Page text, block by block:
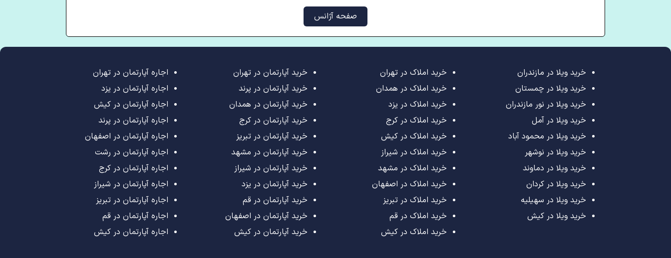
صفحه آژانس
خرید ویلا در مازندران
خرید ویلا در چمستان
خرید ویلا در نور مازندران
خرید ویلا در آمل
خرید ویلا در محمود آباد
خرید ویلا در نوشهر
خرید ویلا در دماوند
خرید ویلا در کردان
خرید ویلا در سهیلیه
خرید ویلا در کیش
خرید املاک در تهران
خرید املاک در همدان
خرید املاک در یزد
خرید املاک در کرج
خرید املاک در کیش
خرید املاک در شیراز
خرید املاک در مشهد
خرید املاک در اصفهان
خرید املاک در تبریز
خرید املاک در قم
خرید املاک در کیش
خرید آپارتمان در تهران
خرید آپارتمان در پرند
خرید آپارتمان در همدان
خرید آپارتمان در کرج
خرید آپارتمان در تبریز
خرید آپارتمان در مشهد
خرید آپارتمان در شیراز
خرید آپارتمان در یزد
خرید آپارتمان در قم
خرید آپارتمان در اصفهان
خرید آپارتمان در کیش
اجاره آپارتمان در تهران
اجاره آپارتمان در یزد
اجاره آپارتمان در کیش
اجاره آپارتمان در پرند
اجاره آپارتمان در اصفهان
اجاره آپارتمان در رشت
اجاره آپارتمان در کرج
اجاره آپارتمان در شیراز
اجاره آپارتمان در تبریز
اجاره آپارتمان در قم
اجاره آپارتمان در کیش